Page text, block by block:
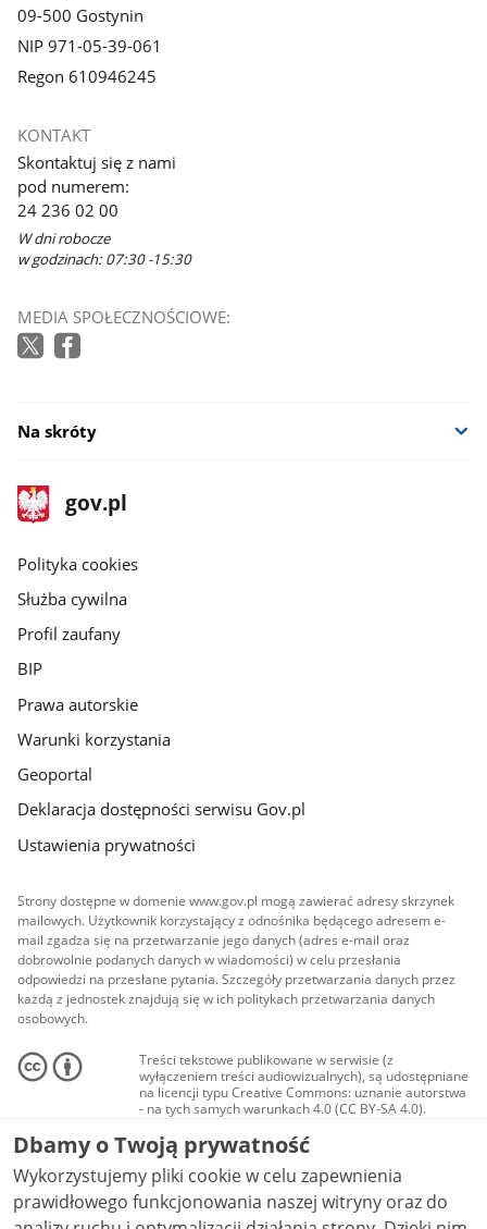
09-500 Gostynin
NIP 971-05-39-061
Regon 610946245
KONTAKT
Skontaktuj się z nami
pod numerem:
24 236 02 00
W dni robocze
w godzinach: 07:30 -15:30
MEDIA SPOŁECZNOŚCIOWE:
Na skróty
stopka
gov.pl
Strona
gov.pl
gov.pl
Polityka cookies
Służba cywilna
Profil zaufany
BIP
Prawa autorskie
Warunki korzystania
Geoportal
Deklaracja dostępności serwisu Gov.pl
Ustawienia prywatności
Strony dostępne w domenie www.gov.pl mogą zawierać adresy skrzynek
mailowych. Użytkownik korzystający z odnośnika będącego adresem e-
mail zgadza się na przetwarzanie jego danych (adres e-mail oraz
dobrowolnie podanych danych w wiadomości) w celu przesłania
odpowiedzi na przesłane pytania. Szczegóły przetwarzania danych przez
każdą z jednostek znajdują się w ich politykach przetwarzania danych
osobowych.
Treści tekstowe publikowane w serwisie (z
wyłączeniem treści audiowizualnych), są udostępniane
na licencji typu Creative Commons: uznanie autorstwa
- na tych samych warunkach 4.0 (CC BY-SA 4.0).
Materiały audiowizualne, w tym zdjęcia, materiały
audio i wideo, są udostępniane na licencji typu
Creative Commons: uznanie autorstwa użycie
niekomercyjne - bez utworów zależnych 4.0 (CC BY-
NC-ND 4.0), o ile nie jest to stwierdzone inaczej.
Dbamy o Twoją prywatność
Wykorzystujemy pliki cookie w celu zapewnienia
prawidłowego funkcjonowania naszej witryny oraz do